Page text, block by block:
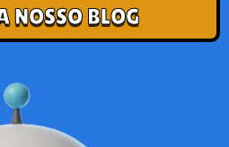
NOSSO BLOG